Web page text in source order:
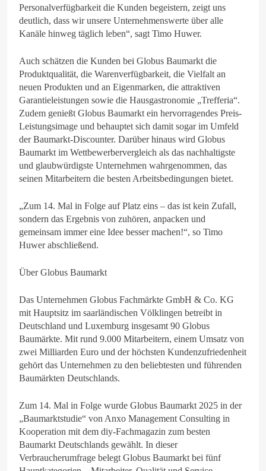
Personalverfügbarkeit die Kunden begeistern, zeigt uns
deutlich, dass wir unsere Unternehmenswerte über alle
Kanäle hinweg täglich leben“, sagt Timo Huwer.
Auch schätzen die Kunden bei Globus Baumarkt die
Produktqualität, die Warenverfügbarkeit, die Vielfalt an
neuen Produkten und an Eigenmarken, die attraktiven
Garantieleistungen sowie die Hausgastronomie „Trefferia“.
Zudem genießt Globus Baumarkt ein hervorragendes Preis-
Leistungsimage und behauptet sich damit sogar im Umfeld
der Baumarkt-Discounter. Darüber hinaus wird Globus
Baumarkt im Wettbewerbervergleich als das nachhaltigste
und glaubwürdigste Unternehmen wahrgenommen, das
seinen Mitarbeitern die besten Arbeitsbedingungen bietet.
„Zum 14. Mal in Folge auf Platz eins – das ist kein Zufall,
sondern das Ergebnis von zuhören, anpacken und
gemeinsam immer eine Idee besser machen!“, so Timo
Huwer abschließend.
Über Globus Baumarkt
Das Unternehmen Globus Fachmärkte GmbH & Co. KG
mit Hauptsitz im saarländischen Völklingen betreibt in
Deutschland und Luxemburg insgesamt 90 Globus
Baumärkte. Mit rund 9.000 Mitarbeitern, einem Umsatz von
zwei Milliarden Euro und der höchsten Kundenzufriedenheit
gehört das Unternehmen zu den beliebtesten und führenden
Baumärkten Deutschlands.
Zum 14. Mal in Folge wurde Globus Baumarkt 2025 in der
„Baumarktstudie“ von Anxo Management Consulting in
Kooperation mit dem diy-Fachmagazin zum besten
Baumarkt Deutschlands gewählt. In dieser
Verbraucherumfrage belegt Globus Baumarkt bei fünf